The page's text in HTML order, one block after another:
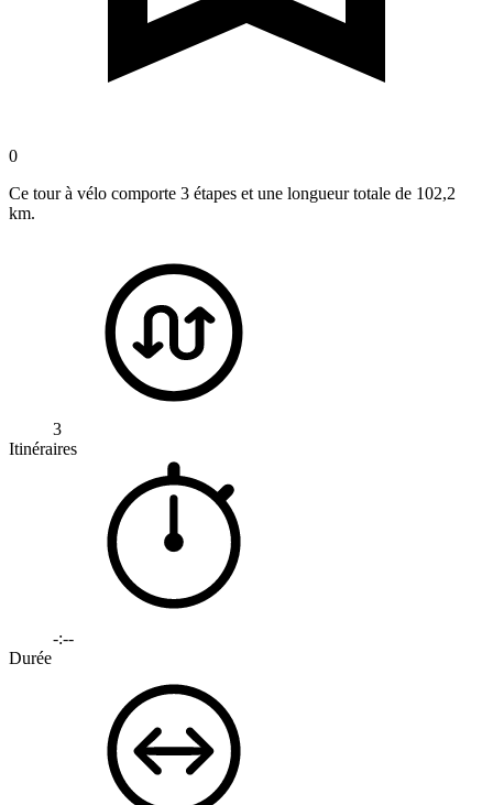
0
Ce tour à vélo comporte 3 étapes et une longueur totale de 102,2
km.
3
Itinéraires
-:--
Durée